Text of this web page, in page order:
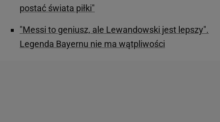
postać świata piłki"
"Messi to geniusz, ale Lewandowski jest lepszy".
Legenda Bayernu nie ma wątpliwości